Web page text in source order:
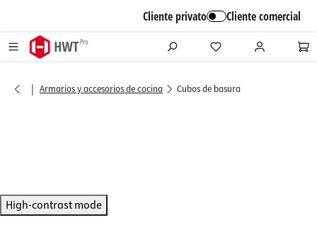
Cliente privato Cliente comercial
| Armarios y accesorios de cocina Cubos de basura
High-contrast mode